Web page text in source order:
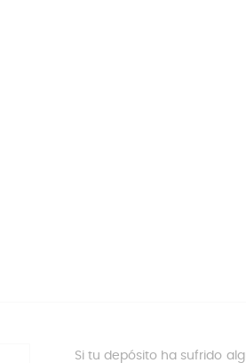
Si tu depósito ha sufrido